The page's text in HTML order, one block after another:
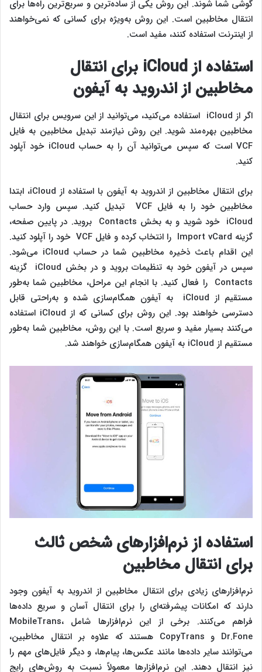
گوشی شما شوند. این روش یکی از ساده‌ترین و سریع‌ترین راه‌ها برای
انتقال مخاطبین است. این روش به‌ویژه برای کسانی که نمی‌خواهند
از اینترنت استفاده کنند، مفید است.
استفاده ازiCloud
برای انتقال
مخاطبین از اندروید به آیفون
اگر از iCloud استفاده می‌کنید، می‌توانید از این سرویس برای انتقال
مخاطبین بهره‌مند شوید. این روش نیازمند تبدیل مخاطبین به فایل
VCF است که سپس می‌توانید آن را به حساب iCloud خود آپلود
کنید.
برای انتقال مخاطبین از اندروید به آیفون با استفاده از iCloud، ابتدا
مخاطبین خود را به فایل VCF تبدیل کنید. سپس وارد حساب
iCloud خود شوید و به بخش Contacts بروید. در پایین صفحه،
گزینه Import vCard را انتخاب کرده و فایل VCF خود را آپلود کنید.
این اقدام باعث ذخیره مخاطبین شما در حساب iCloud می‌شود.
سپس در آیفون خود به تنظیمات بروید و در بخش iCloud گزینه
Contacts را فعال کنید. با انجام این مراحل، مخاطبین شما به‌طور
مستقیم از iCloud به آیفون همگام‌سازی شده و به‌راحتی قابل
دسترسی خواهند بود. این روش برای کسانی که از iCloud استفاده
می‌کنند بسیار مفید و سریع است. با این روش، مخاطبین شما به‌طور
مستقیم از iCloud به آیفون همگام‌سازی خواهند شد.
استفاده از نرم‌افزارهای شخص ثالث
برای انتقال مخاطبین
نرم‌افزارهای زیادی برای انتقال مخاطبین از اندروید به آیفون وجود
دارند که امکانات پیشرفته‌ای را برای انتقال آسان و سریع داده‌ها
فراهم می‌کنند. برخی از این نرم‌افزارها شامل MobileTrans،
Dr.Fone و CopyTrans هستند که علاوه بر انتقال مخاطبین،
می‌توانند سایر داده‌ها مانند عکس‌ها، پیام‌ها، و دیگر فایل‌های مهم را
نیز انتقال دهند. این نرم‌افزارها معمولاً نسبت به روش‌های رایج